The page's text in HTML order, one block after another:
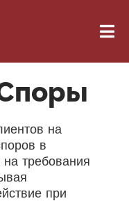
на
в
на требования
при